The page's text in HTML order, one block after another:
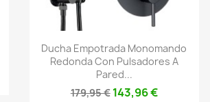
Vista rápida
Ducha Empotrada Monomando
Redonda Con Pulsadores A
Pared...
179,95 € 143,96 €